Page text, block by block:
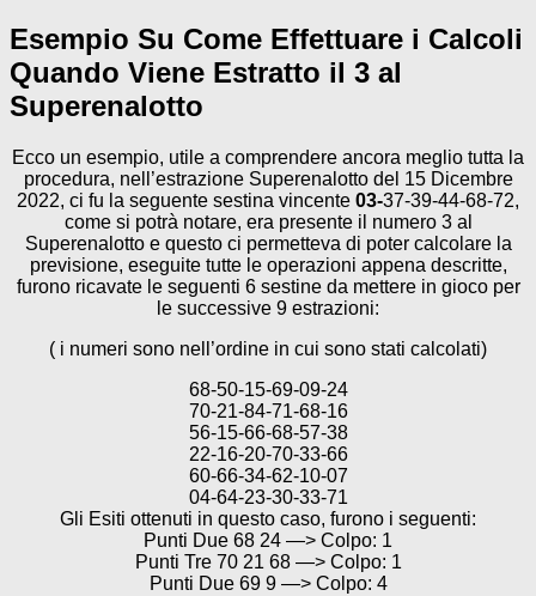
Esempio Su Come Effettuare i Calcoli
Quando Viene Estratto il 3 al
Superenalotto
Ecco un esempio, utile a comprendere ancora meglio tutta la
procedura, nell’estrazione Superenalotto del 15 Dicembre
2022, ci fu la seguente sestina vincente 03-37-39-44-68-72,
come si potrà notare, era presente il numero 3 al
Superenalotto e questo ci permetteva di poter calcolare la
previsione, eseguite tutte le operazioni appena descritte,
furono ricavate le seguenti 6 sestine da mettere in gioco per
le successive 9 estrazioni:
( i numeri sono nell’ordine in cui sono stati calcolati)
68-50-15-69-09-24
70-21-84-71-68-16
56-15-66-68-57-38
22-16-20-70-33-66
60-66-34-62-10-07
04-64-23-30-33-71
Gli Esiti ottenuti in questo caso, furono i seguenti:
Punti Due 68 24 —> Colpo: 1
Punti Tre 70 21 68 —> Colpo: 1
Punti Due 69 9 —> Colpo: 4